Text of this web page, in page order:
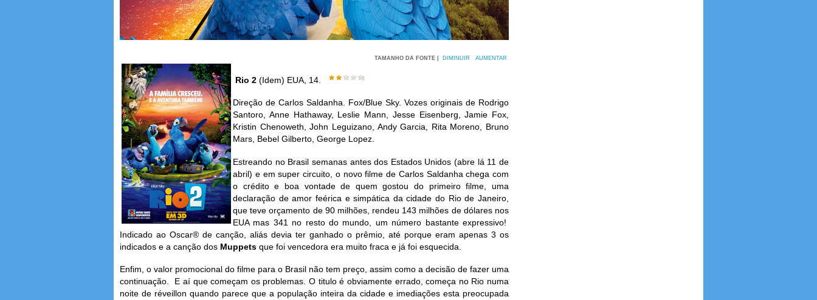
TAMANHO DA FONTE | DIMINUIR AUMENTAR
Rio 2 (Idem) EUA, 14.
Direção de Carlos Saldanha. Fox/Blue Sky. Vozes originais de Rodrigo
Santoro, Anne Hathaway, Leslie Mann, Jesse Eisenberg, Jamie Fox,
Kristin Chenoweth, John Leguizano, Andy Garcia, Rita Moreno, Bruno
Mars, Bebel Gilberto, George Lopez.
Estreando no Brasil semanas antes dos Estados Unidos (abre lá 11 de
abril) e em super circuito, o novo filme de Carlos Saldanha chega com
o crédito e boa vontade de quem gostou do primeiro filme, uma
declaração de amor feérica e simpática da cidade do Rio de Janeiro,
que teve orçamento de 90 milhões, rendeu 143 milhões de dólares nos
EUA mas 341 no resto do mundo, um número bastante expressivo!
Indicado ao Oscar® de canção, aliás devia ter ganhado o prêmio, até porque eram apenas 3 os
indicados e a canção dos Muppets que foi vencedora era muito fraca e já foi esquecida.
Enfim, o valor promocional do filme para o Brasil não tem preço, assim como a decisão de fazer uma
continuação. E aí que começam os problemas. O titulo é obviamente errado, começa no Rio numa
noite de réveillon quando parece que a população inteira da cidade e imediações esta preocupada